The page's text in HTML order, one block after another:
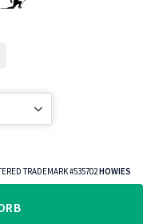
TRADEMARK #535702HOWIES